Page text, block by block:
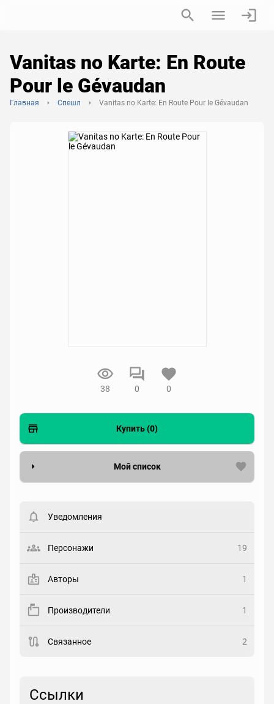
Vanitas no Karte: En Route
Pour le Gévaudan
Главная Спешл Vanitas no Karte: En Route Pour le Gévaudan
38 0 0
Купить (0)
Мой список
Статус
Рейтинг
Реакция
Уведомления
Персонажи 19
Авторы 1
Производители 1
Связанное 2
Ссылки